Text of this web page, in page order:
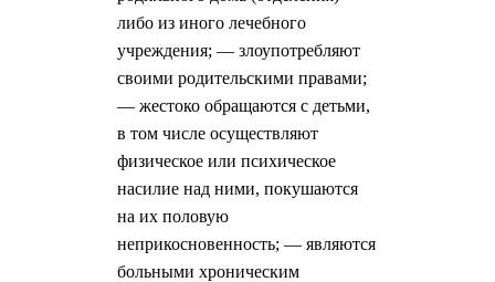
либо из иного лечебного
учреждения; — злоупотребляют
своими родительскими правами;
— жестоко обращаются с детьми,
в том числе осуществляют
физическое или психическое
насилие над ними, покушаются
на их половую
неприкосновенность; — являются
больными хроническим